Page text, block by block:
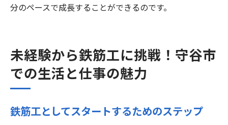
分のペースで成長することができるのです。
未経験から鉄筋工に挑戦！守谷市
での生活と仕事の魅力
鉄筋工としてスタートするためのステップ